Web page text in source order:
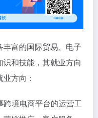
富的国际贸易、电子
和技能，其就业方向
方向：
跨境电商平台的运营工